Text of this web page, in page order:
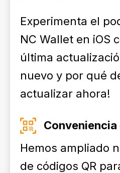
Experimenta el
NC Wallet en iOS
última
nuevo y por qué
actualizar ahora!
Conveniencia
Hemos ampliado
de códigos QR